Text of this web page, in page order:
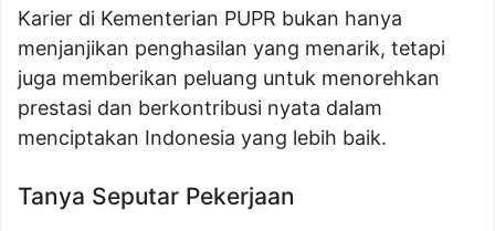
Karier di Kementerian PUPR bukan hanya
menjanjikan penghasilan yang menarik, tetapi
juga memberikan peluang untuk menorehkan
prestasi dan berkontribusi nyata dalam
menciptakan Indonesia yang lebih baik.
Tanya Seputar Pekerjaan